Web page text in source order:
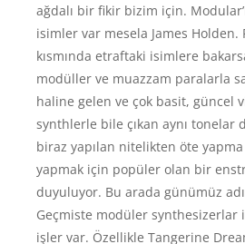
ağdalı bir fikir bizim için.
isimler var mesela James Holden.
kısmında etraftaki isimlere
modüller ve muazzam paralarla
haline gelen ve çok basit, güncel
synthlerle bile çıkan aynı tonelar
biraz yapılan nitelikten öte
yapmak için popüler olan bir
duyuluyor. Bu arada günümüz
Geçmiste modüler synthesizerlar
işler var. Özellikle Tangerine